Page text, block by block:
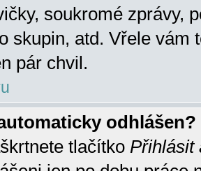
soukromé zprávy,
skupin, atd. Vřele vám
pár chvil.
odhlášen?
tlačítko Přihlásit